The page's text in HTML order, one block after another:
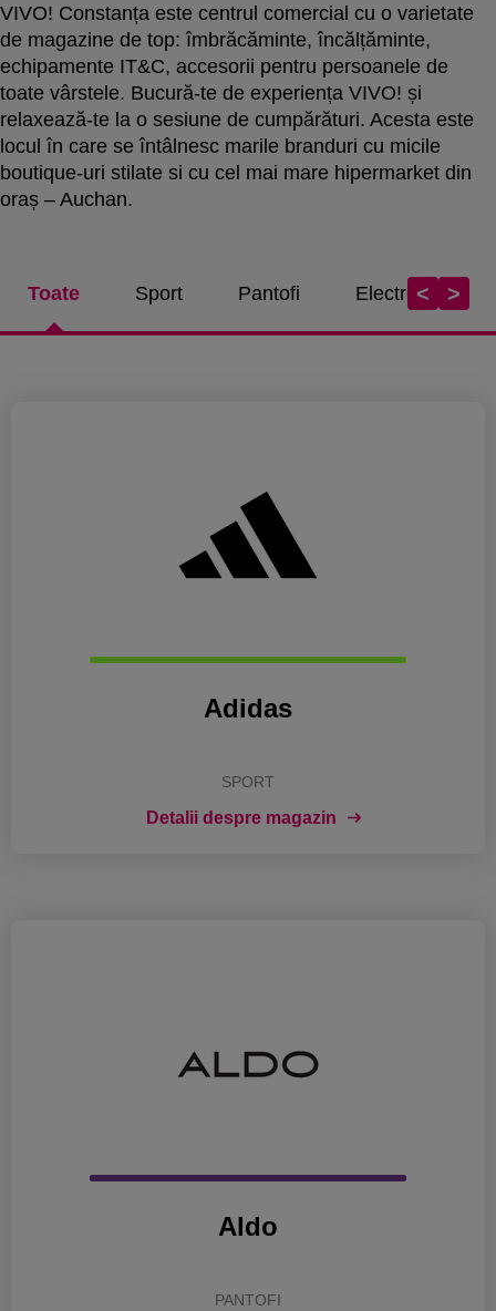
VIVO! Constanța este centrul comercial cu o varietate
de magazine de top: îmbrăcăminte, încălțăminte,
echipamente IT&C, accesorii pentru persoanele de
toate vârstele. Bucură-te de experiența VIVO! și
relaxează-te la o sesiune de cumpărături. Acesta este
locul în care se întâlnesc marile branduri cu micile
boutique-uri stilate si cu cel mai mare hipermarket din
oraș – Auchan.
Toate Sport Pantofi Electronice /
< >
Adidas
SPORT
Detalii despre magazin
Aldo
PANTOFI